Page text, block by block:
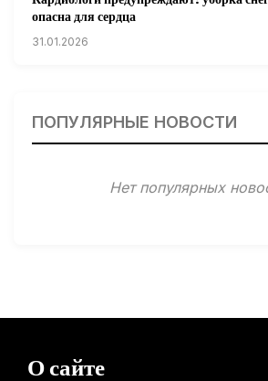
опасна для сердца
31.01.2026
31.01.2026
мобильных телефонов на здоровье
перемещаться между этажами
ПОПУЛЯРНЫЕ НОВОСТИ
Нет популярных
О сайте